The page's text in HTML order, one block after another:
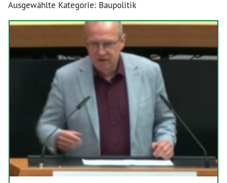
Ausgewählte Kategorie: Baupolitik